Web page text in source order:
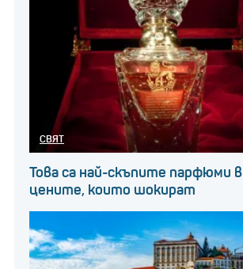
СВЯТ
Това са най-скъпите парфюми
цените, които шокират